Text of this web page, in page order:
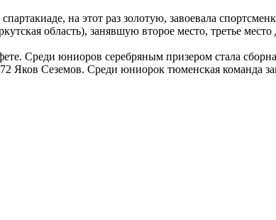
на этот раз золотую, завоевала
область), занявшую второе место, третье место
Среди юниоров серебряным призером стала
Яков Сеземов. Среди юниорок тюменская команда